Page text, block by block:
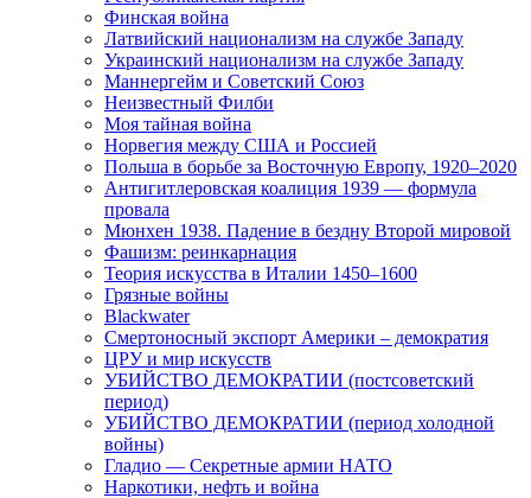
Финская война
Латвийский национализм на службе Западу
Украинский национализм на службе Западу
Маннергейм и Советский Союз
Неизвестный Филби
Моя тайная война
Норвегия между США и Россией
Польша в борьбе за Восточную Европу, 1920–2020
Антигитлеровская коалиция 1939 — формула
провала
Мюнхен 1938. Падение в бездну Второй мировой
Фашизм: реинкарнация
Теория искусства в Италии 1450–1600
Грязные войны
Blackwater
Смертоносный экспорт Америки – демократия
ЦРУ и мир искусств
УБИЙСТВО ДЕМОКРАТИИ (постсоветский
период)
УБИЙСТВО ДЕМОКРАТИИ (период холодной
войны)
Гладио — Секретные армии НАТО
Наркотики, нефть и война